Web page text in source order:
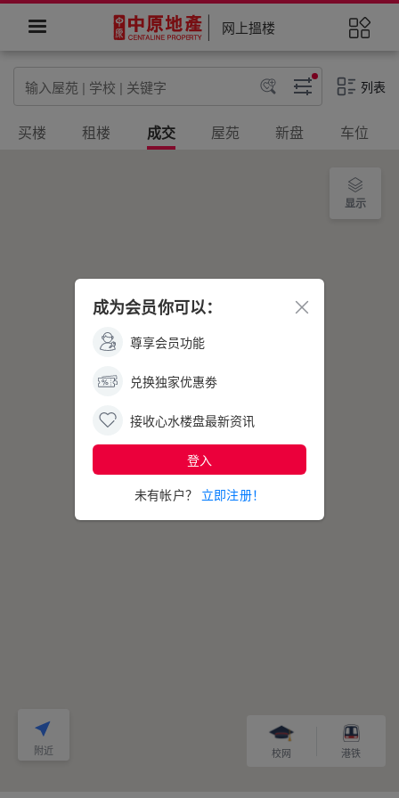
网上搵楼
列表
买楼 租楼 成交 屋苑 新盘 车位
映日湾
显示
附近 校网 港铁
成为会员你可以：
尊享会员功能
兑换独家优惠劵
接收心水楼盘最新资讯
登入
未有帐户？ 立即注册！